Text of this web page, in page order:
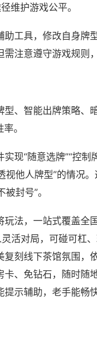
维护游戏公平。
工具，修改自身牌
注意遵守游戏规则
、智能出牌策略、
。
现“随意选牌”“控制
视他人牌型”的情况
封号”。
法，一站式覆盖全
活对局，可碰可杠
刻线下茶馆氛围，
、免钻石，随时随
示辅助，老手能畅